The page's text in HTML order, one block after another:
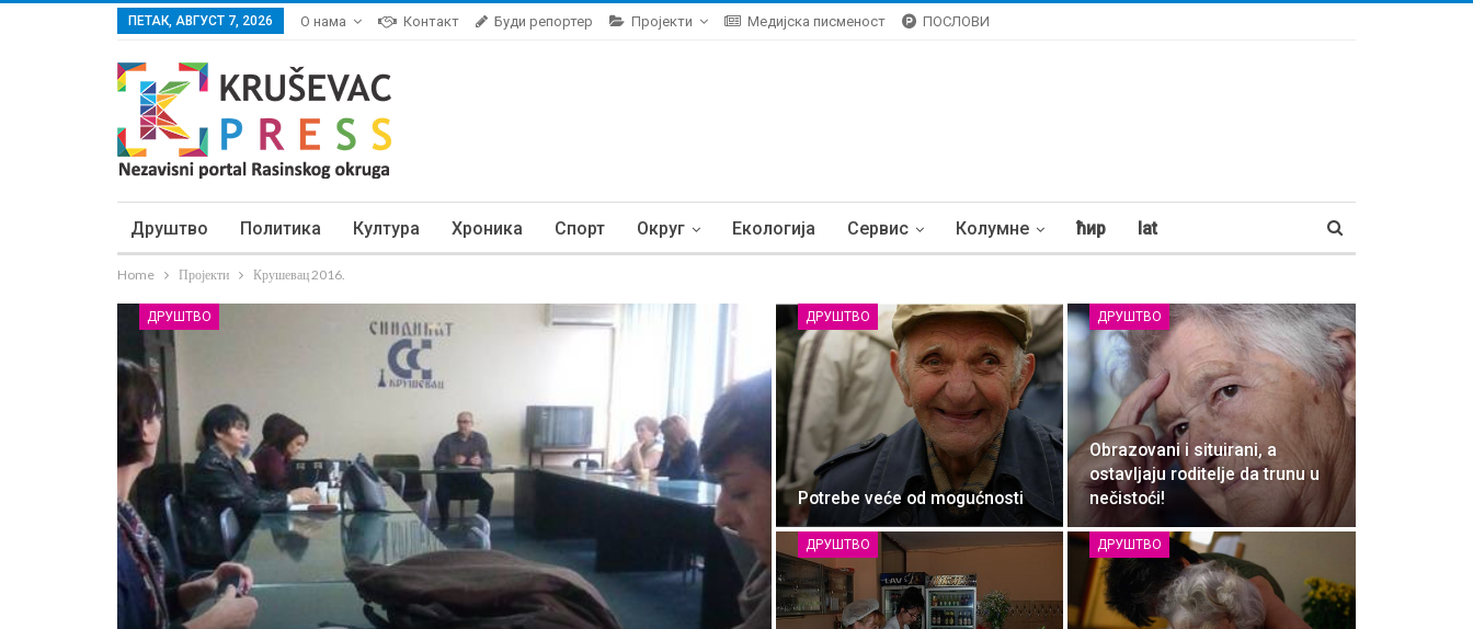
ПЕТАК, АВГУСТ 7, 2026 О нама Контакт Буди репортер Пројекти Медијска писменост ПОСЛОВИ
Друштво Политика Култура Хроника Спорт Округ Екологија Сервис Колумне ћир lat
Home Пројекти Крушевац 2016.
ДРУШТВО ДРУШТВО
Potrebe veće od mogućnosti
ДРУШТВО
Obrazovani i situirani, a
ostavljaju roditelje da trunu u
nečistoći!
ДРУШТВО ДРУШТВО